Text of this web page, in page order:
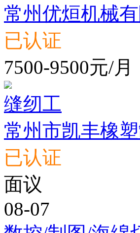
常州优烜机械
已认证
7500-9500元/月
缝纫工
常州市凯丰橡
已认证
面议
08-07